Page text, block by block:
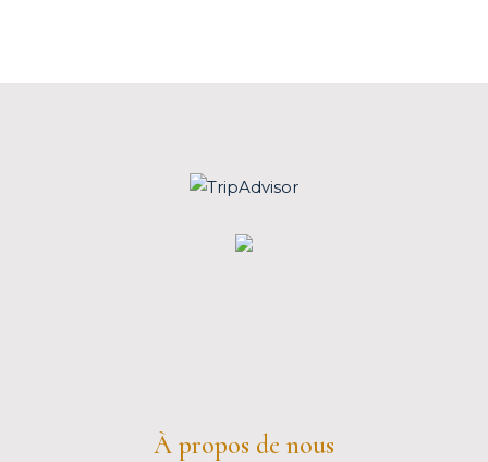
À propos de nous